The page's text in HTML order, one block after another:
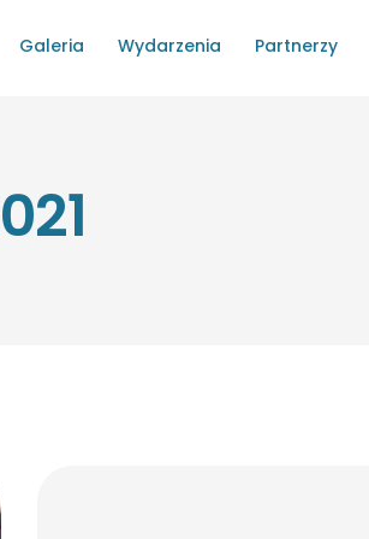
Galeria Wydarzenia Partnerzy